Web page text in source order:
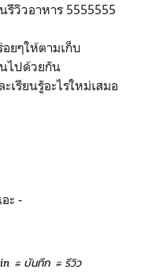
รีวิวอาหาร 5555555
ยๆให้ตามเก็บ
ไปด้วยกัน
เรียนรูัอะไรใหม่เสมอ
ะ -
# บันทึก # รีวิว